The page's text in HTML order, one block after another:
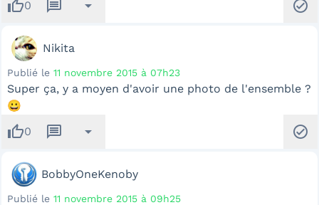
thumb_up0 message arrow_drop_down check_circle
Nikita
Publié le 11 novembre 2015 à 07h23
Super ça, y a moyen d'avoir une photo de l'ensemble ?
😀
thumb_up0 message arrow_drop_down check_circle
BobbyOneKenoby
Publié le 11 novembre 2015 à 09h25